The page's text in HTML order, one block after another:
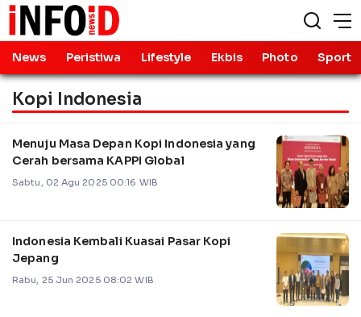
News Peristiwa Lifestyle Ekbis Photo Sport
Kopi Indonesia
Menuju Masa Depan Kopi Indonesia yang
Cerah bersama KAPPI Global
Sabtu, 02 Agu 2025 00:16 WIB
Indonesia Kembali Kuasai Pasar Kopi
Jepang
Rabu, 25 Jun 2025 08:02 WIB